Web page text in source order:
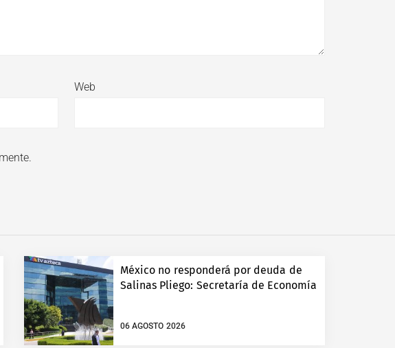
Web
México no responderá por deuda de
Salinas Pliego: Secretaría de Economía
06 AGOSTO 2026